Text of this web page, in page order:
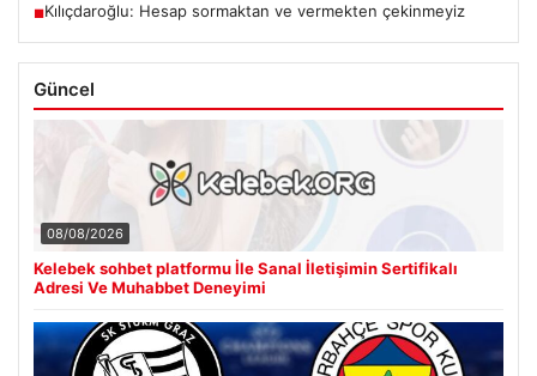
■Kılıçdaroğlu: Hesap sormaktan ve vermekten çekinmeyiz
Güncel
08/08/2026
Kelebek sohbet platformu İle Sanal İletişimin Sertifikalı
Adresi Ve Muhabbet Deneyimi